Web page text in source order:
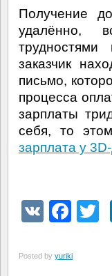
Получение
удалённо,
трудностями
заказчик
письмо,
процесса
зарплаты
себя, то
зарплата у
VK
Posted by yuriki